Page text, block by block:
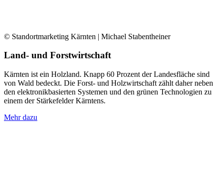
© Standortmarketing Kärnten | Michael Stabentheiner
Land- und Forstwirtschaft
Kärnten ist ein Holzland. Knapp 60 Prozent der Landesfläche sind
von Wald bedeckt. Die Forst- und Holzwirtschaft zählt daher neben
den elektronikbasierten Systemen und den grünen Technologien zu
einem der Stärkefelder Kärntens.
Mehr dazu